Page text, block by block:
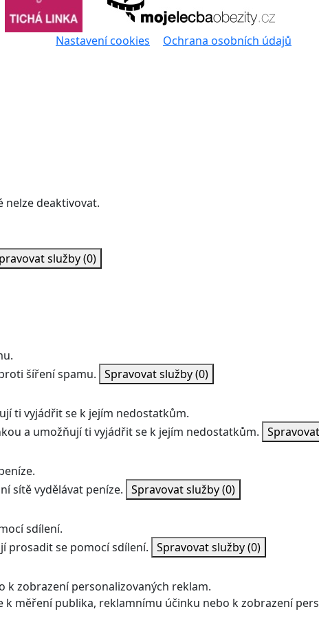
Nastavení cookies
Ochrana osobních údajů
nelze deaktivovat.
služby(0)
šíření spamu. Spravovat služby(0)
ti vyjádřit se k jejím nedostatkům.
a umožňují ti vyjádřit se k jejím nedostatkům.
sítě vydělávat peníze. Spravovat služby(0)
sdílení.
prosadit se pomocí sdílení. Spravovat služby(0)
k zobrazení personalizovaných reklam.
k měření publika, reklamnímu účinku nebo k zobrazení